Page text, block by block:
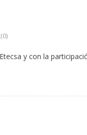
y con la